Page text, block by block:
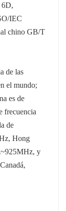
6D,
IEC
chino GB/T
de las
el mundo;
es de
frecuencia
de
Hong
y